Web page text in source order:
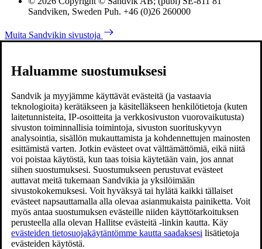
Sandviken, Sweden Puh. +46 (0)26 260000
Muita Sandvikin sivustoja
Haluamme suostumuksesi
Sandvik ja myyjämme käyttävät evästeitä (ja vastaavia
teknologioita) kerätäkseen ja käsitelläkseen henkilötietoja (kuten
laitetunnisteita, IP-osoitteita ja verkkosivuston vuorovaikutusta)
sivuston toiminnallisia toimintoja, sivuston suorituskyvyn
analysointia, sisällön mukauttamista ja kohdennettujen mainosten
esittämistä varten. Jotkin evästeet ovat välttämättömiä, eikä niitä
voi poistaa käytöstä, kun taas toisia käytetään vain, jos annat
siihen suostumuksesi. Suostumukseen perustuvat evästeet
auttavat meitä tukemaan Sandvikia ja yksilöimään
sivustokokemuksesi. Voit hyväksyä tai hylätä kaikki tällaiset
evästeet napsauttamalla alla olevaa asianmukaista painiketta. Voit
myös antaa suostumuksen evästeille niiden käyttötarkoituksen
perusteella alla olevan Hallitse evästeitä -linkin kautta. Käy
evästeiden tietosuojakäytäntömme kautta saadaksesi lisätietoja
evästeiden käytöstä.